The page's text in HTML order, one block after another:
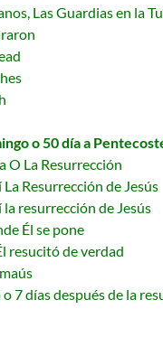
Las Guardias en la
o 50 día a
O La Resurrección
Resurrección de Jesús
la resurrección de Jesús
Él se pone
resucitó de verdad
7 días después de la